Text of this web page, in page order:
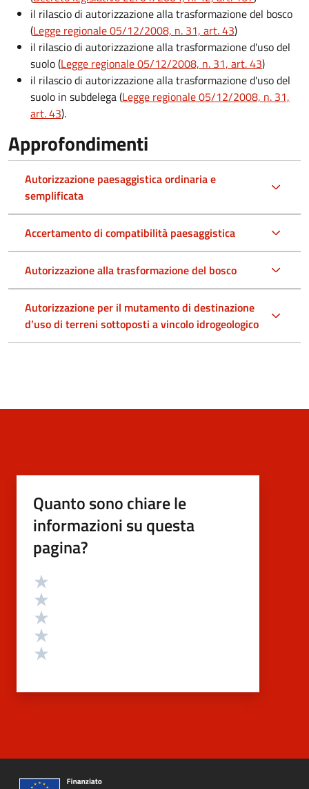
il rilascio di autorizzazione alla trasformazione del bosco
(Legge regionale 05/12/2008, n. 31, art. 43)
il rilascio di autorizzazione alla trasformazione d'uso del
suolo (Legge regionale 05/12/2008, n. 31, art. 43)
il rilascio di autorizzazione alla trasformazione d'uso del
suolo in subdelega (Legge regionale 05/12/2008, n. 31,
art. 43).
Approfondimenti
Autorizzazione paesaggistica ordinaria e
semplificata
Accertamento di compatibilità paesaggistica
Autorizzazione alla trasformazione del bosco
Autorizzazione per il mutamento di destinazione
d’uso di terreni sottoposti a vincolo idrogeologico
Quanto sono chiare le
informazioni su questa
pagina?
Valutazione